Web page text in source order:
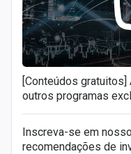
[Conteúdos
outros programas
Inscreva-se em
recomendações de